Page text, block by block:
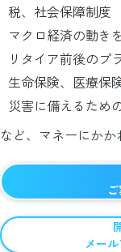
税、社会保障制度
マクロ経済の動き
リタイア前後のプ
生命保険、医療保
災害に備えるため
など、マネーにかか
メー